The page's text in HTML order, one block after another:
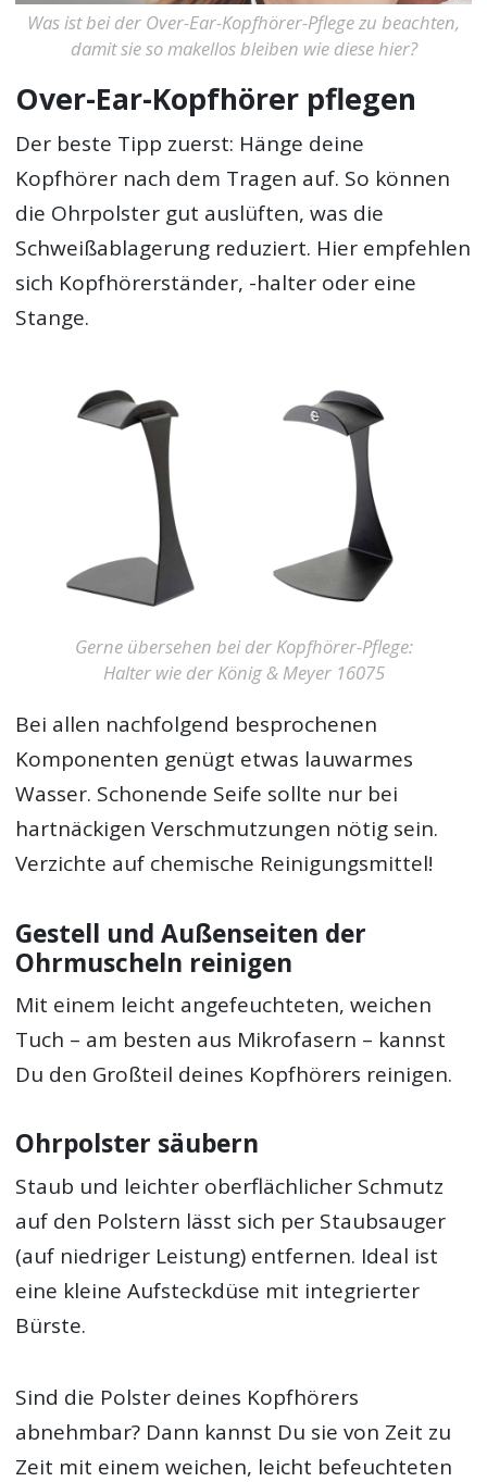
Was ist bei der Over-Ear-Kopfhörer-Pflege zu beachten,
damit sie so makellos bleiben wie diese hier?
Over-Ear-Kopfhörer pflegen
Der beste Tipp zuerst: Hänge deine
Kopfhörer nach dem Tragen auf. So können
die Ohrpolster gut auslüften, was die
Schweißablagerung reduziert. Hier empfehlen
sich Kopfhörerständer, -halter oder eine
Stange.
Gerne übersehen bei der Kopfhörer-Pflege:
Halter wie der König & Meyer 16075
Bei allen nachfolgend besprochenen
Komponenten genügt etwas lauwarmes
Wasser. Schonende Seife sollte nur bei
hartnäckigen Verschmutzungen nötig sein.
Verzichte auf chemische Reinigungsmittel!
Gestell und Außenseiten der
Ohrmuscheln reinigen
Mit einem leicht angefeuchteten, weichen
Tuch – am besten aus Mikrofasern – kannst
Du den Großteil deines Kopfhörers reinigen.
Ohrpolster säubern
Staub und leichter oberflächlicher Schmutz
auf den Polstern lässt sich per Staubsauger
(auf niedriger Leistung) entfernen. Ideal ist
eine kleine Aufsteckdüse mit integrierter
Bürste.
Sind die Polster deines Kopfhörers
abnehmbar? Dann kannst Du sie von Zeit zu
Zeit mit einem weichen, leicht befeuchteten